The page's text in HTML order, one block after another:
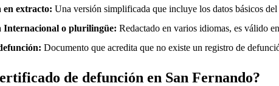
en extracto: Una versión simplificada que incluye los datos básicos
Internacional o plurilingüe: Redactado en varios idiomas, es válido
Documento que acredita que no existe un registro de
de defunción en San Fernando?